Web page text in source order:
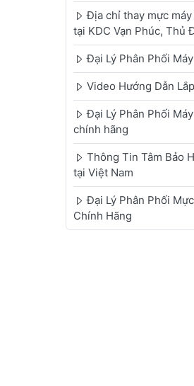
Địa chỉ thay mực máy
tại KDC Vạn Phúc, Thủ
Đại Lý Phân Phối
Video Hướng Dẫn
Đại Lý Phân Phối
chính hãng
Thông Tin Tâm Bảo
tại Việt Nam
Đại Lý Phân Phối
Chính Hãng